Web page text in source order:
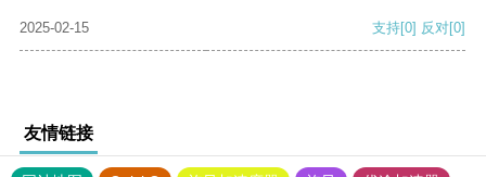
2025-02-15 支持[0] 反对[0]
友情链接